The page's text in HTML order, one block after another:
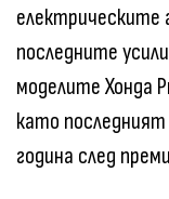
последните
моделите Хонда
като
година след